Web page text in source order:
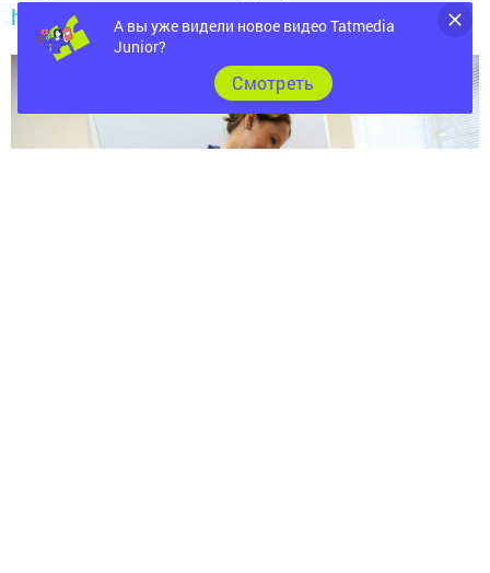
https://max.ru/tatmedia
А вы уже видели новое видео Tatmedia
Junior?
Cмотреть